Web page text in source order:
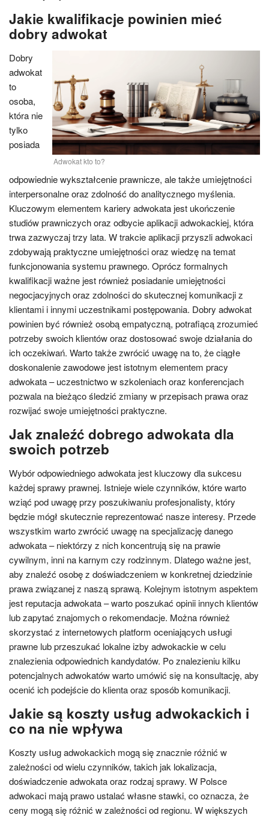
Jakie kwalifikacje powinien mieć
dobry adwokat
Adwokat kto to?
Dobry
adwokat
to
osoba,
która nie
tylko
posiada
odpowiednie wykształcenie prawnicze, ale także umiejętności
interpersonalne oraz zdolność do analitycznego myślenia.
Kluczowym elementem kariery adwokata jest ukończenie
studiów prawniczych oraz odbycie aplikacji adwokackiej, która
trwa zazwyczaj trzy lata. W trakcie aplikacji przyszli adwokaci
zdobywają praktyczne umiejętności oraz wiedzę na temat
funkcjonowania systemu prawnego. Oprócz formalnych
kwalifikacji ważne jest również posiadanie umiejętności
negocjacyjnych oraz zdolności do skutecznej komunikacji z
klientami i innymi uczestnikami postępowania. Dobry adwokat
powinien być również osobą empatyczną, potrafiącą zrozumieć
potrzeby swoich klientów oraz dostosować swoje działania do
ich oczekiwań. Warto także zwrócić uwagę na to, że ciągłe
doskonalenie zawodowe jest istotnym elementem pracy
adwokata – uczestnictwo w szkoleniach oraz konferencjach
pozwala na bieżąco śledzić zmiany w przepisach prawa oraz
rozwijać swoje umiejętności praktyczne.
Jak znaleźć dobrego adwokata dla
swoich potrzeb
Wybór odpowiedniego adwokata jest kluczowy dla sukcesu
każdej sprawy prawnej. Istnieje wiele czynników, które warto
wziąć pod uwagę przy poszukiwaniu profesjonalisty, który
będzie mógł skutecznie reprezentować nasze interesy. Przede
wszystkim warto zwrócić uwagę na specjalizację danego
adwokata – niektórzy z nich koncentrują się na prawie
cywilnym, inni na karnym czy rodzinnym. Dlatego ważne jest,
aby znaleźć osobę z doświadczeniem w konkretnej dziedzinie
prawa związanej z naszą sprawą. Kolejnym istotnym aspektem
jest reputacja adwokata – warto poszukać opinii innych klientów
lub zapytać znajomych o rekomendacje. Można również
skorzystać z internetowych platform oceniających usługi
prawne lub przeszukać lokalne izby adwokackie w celu
znalezienia odpowiednich kandydatów. Po znalezieniu kilku
potencjalnych adwokatów warto umówić się na konsultację, aby
ocenić ich podejście do klienta oraz sposób komunikacji.
Jakie są koszty usług adwokackich i
co na nie wpływa
Koszty usług adwokackich mogą się znacznie różnić w
zależności od wielu czynników, takich jak lokalizacja,
doświadczenie adwokata oraz rodzaj sprawy. W Polsce
adwokaci mają prawo ustalać własne stawki, co oznacza, że
ceny mogą się różnić w zależności od regionu. W większych